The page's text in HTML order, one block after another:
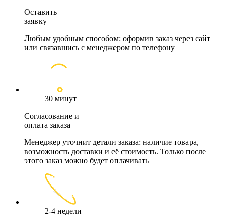
Оставить
заявку
Любым удобным способом: оформив заказ через сайт
или связавшись с менеджером по телефону
30 минут
Согласование и
оплата заказа
Менеджер уточнит детали заказа: наличие товара,
возможность доставки и её стоимость. Только после
этого заказ можно будет оплачивать
2-4 недели